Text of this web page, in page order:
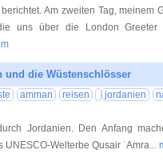
Am zweiten Tag, meinem
uns über die London
und die Wüstenschlösser
amman reisen jordanien
Jordanien. Den Anfang
UNESCO-Welterbe Qusair ʿAmra...